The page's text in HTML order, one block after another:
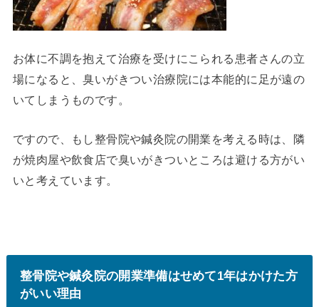
お体に不調を抱えて治療を受けにこられる患者さんの立
場になると、臭いがきつい治療院には本能的に足が遠の
いてしまうものです。
ですので、もし整骨院や鍼灸院の開業を考える時は、隣
が焼肉屋や飲食店で臭いがきついところは避ける方がい
いと考えています。
整骨院や鍼灸院の開業準備はせめて1年はかけた方
がいい理由